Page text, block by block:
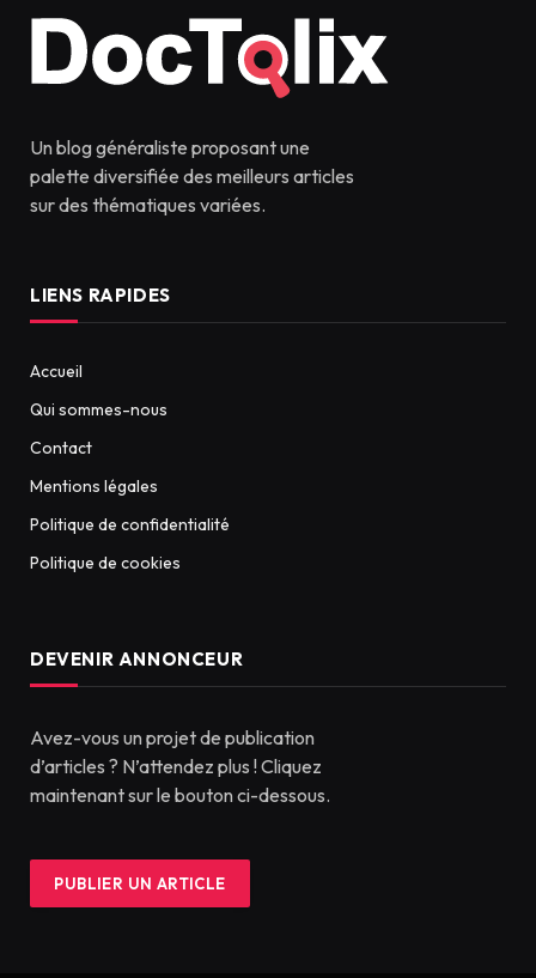
Un blog généraliste proposant une
palette diversifiée des meilleurs articles
sur des thématiques variées.
LIENS RAPIDES
Accueil
Qui sommes-nous
Contact
Mentions légales
Politique de confidentialité
Politique de cookies
DEVENIR ANNONCEUR
Avez-vous un projet de publication
d’articles ? N’attendez plus ! Cliquez
maintenant sur le bouton ci-dessous.
PUBLIER UN ARTICLE